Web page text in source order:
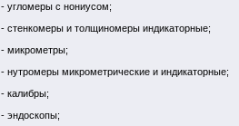
- угломеры с нониусом;
- стенкомеры и толщиномеры индикаторные;
- микрометры;
- нутромеры микрометрические и индикаторные;
- калибры;
- эндоскопы;